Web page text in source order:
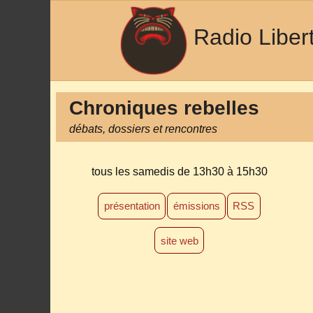
Radio
Chroniques rebelles
débats, dossiers et rencontres
tous les samedisde 13h30 à 15h30
présentation émissions RSS
site web